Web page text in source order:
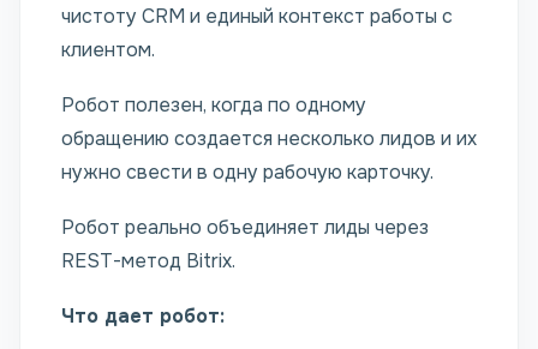
чистоту CRM и единый контекст работы с
клиентом.
Робот полезен, когда по одному
обращению создается несколько лидов и их
нужно свести в одну рабочую карточку.
Робот реально объединяет лиды через
REST-метод Bitrix.
Что дает робот: